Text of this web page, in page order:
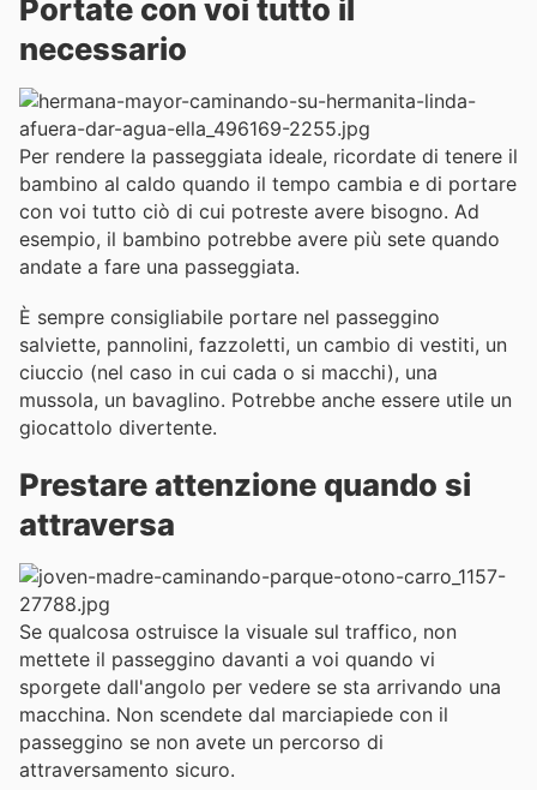
Portate con voi tutto il
necessario
Per rendere la passeggiata ideale, ricordate di tenere il
bambino al caldo quando il tempo cambia e di portare
con voi tutto ciò di cui potreste avere bisogno. Ad
esempio, il bambino potrebbe avere più sete quando
andate a fare una passeggiata.
È sempre consigliabile portare nel passeggino
salviette, pannolini, fazzoletti, un cambio di vestiti, un
ciuccio (nel caso in cui cada o si macchi), una
mussola, un bavaglino. Potrebbe anche essere utile un
giocattolo divertente.
Prestare attenzione quando si
attraversa
Se qualcosa ostruisce la visuale sul traffico, non
mettete il passeggino davanti a voi quando vi
sporgete dall'angolo per vedere se sta arrivando una
macchina. Non scendete dal marciapiede con il
passeggino se non avete un percorso di
attraversamento sicuro.